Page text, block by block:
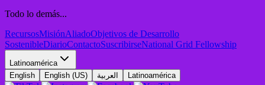
Todo lo demás...
RecursosMisiónAliadoObjetivos de Desarrollo
SostenibleDiarioContactoSuscribirseNational Grid Fellowship
Latinoamérica
English
English (US) العربية Latinoamérica